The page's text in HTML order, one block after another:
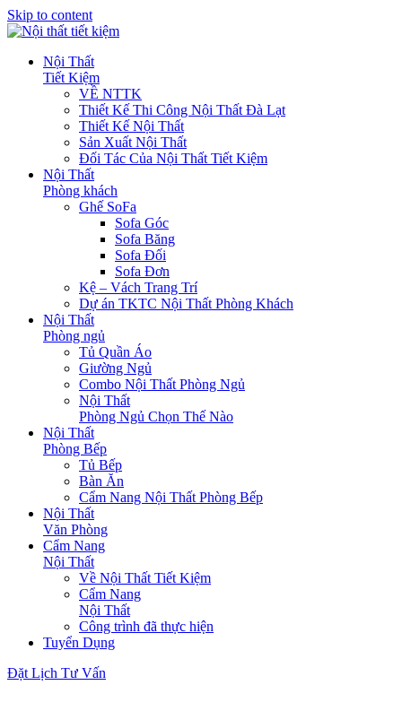
Skip to content
Nội Thất
Tiết Kiệm
VỀ NTTK
Thiết Kế Thi Công Nội Thất Đà Lạt
Thiết Kế Nội Thất
Sản Xuất Nội Thất
Đối Tác Của Nội Thất Tiết Kiệm
Nội Thất
Phòng khách
Ghế SoFa
Sofa Góc
Sofa Băng
Sofa Đối
Sofa Đơn
Kệ – Vách Trang Trí
Dự án TKTC Nội Thất Phòng Khách
Nội Thất
Phòng ngủ
Tủ Quần Áo
Giường Ngủ
Combo Nội Thất Phòng Ngủ
Nội Thất
Phòng Ngủ Chọn Thế Nào
Nội Thất
Phòng Bếp
Tủ Bếp
Bàn Ăn
Cẩm Nang Nội Thất Phòng Bếp
Nội Thất
Văn Phòng
Cẩm Nang
Nội Thất
Về Nội Thất Tiết Kiệm
Cẩm Nang
Nội Thất
Công trình đã thực hiện
Tuyển Dụng
Đặt Lịch Tư Vấn